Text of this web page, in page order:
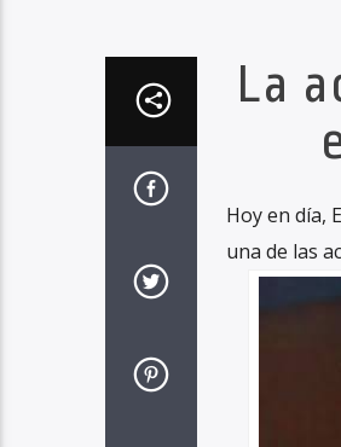
La
Hoy en día,
una de las